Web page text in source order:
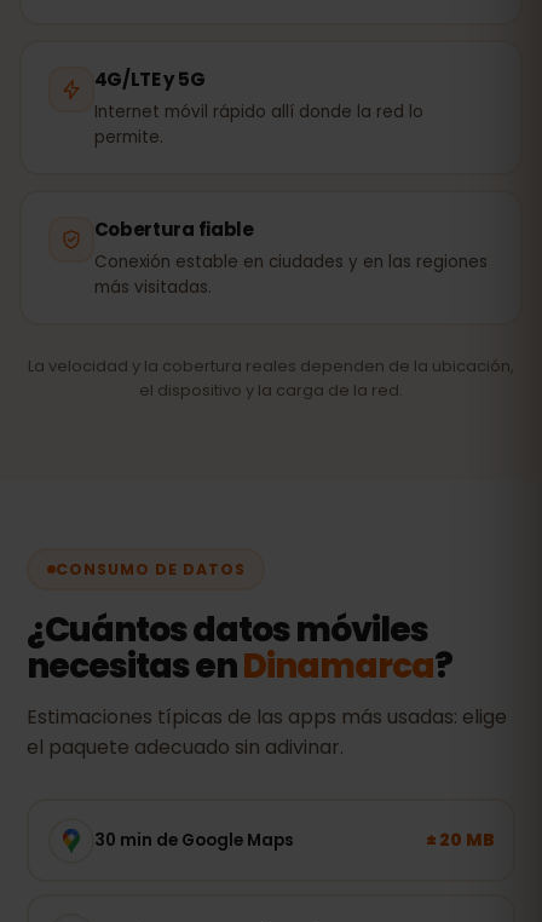
4G/LTE y 5G
Internet móvil rápido allí donde la red lo
permite.
Cobertura fiable
Conexión estable en ciudades y en las regiones
más visitadas.
La velocidad y la cobertura reales dependen de la ubicación,
el dispositivo y la carga de la red.
CONSUMO DE DATOS
¿Cuántos datos móviles
necesitas enDinamarca?
Estimaciones típicas de las apps más usadas: elige
el paquete adecuado sin adivinar.
30 min de Google Maps ± 20 MB